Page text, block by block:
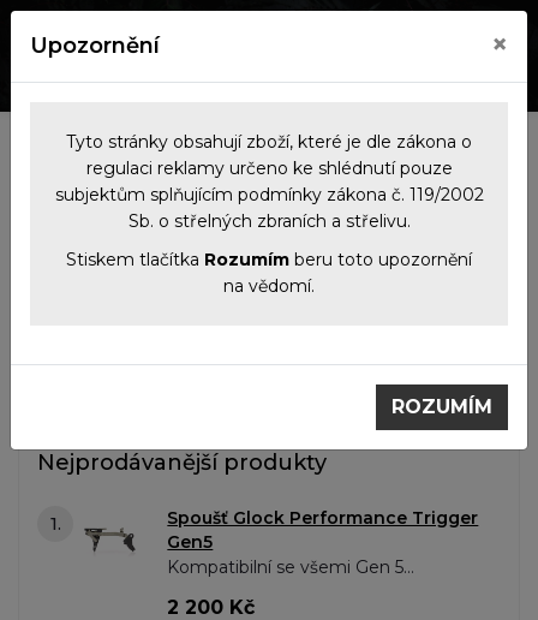
Kategorie
Filtrace produktů
Nejprodávanější produkty
1.
Spoušť Glock Performance Trigger
Gen5
Kompatibilní se všemi Gen 5
pistolemi v ráži 9mm – Glock 17, 19,
2 200 Kč
Upozornění ×
Tyto stránky obsahují zboží, které je dle zákona o
regulaci reklamy určeno ke shlédnutí pouze
subjektům splňujícím podmínky zákona č. 119/2002
Sb. o střelných zbraních a střelivu.
Stiskem tlačítka Rozumím beru toto upozornění
na vědomí.
ROZUMÍM